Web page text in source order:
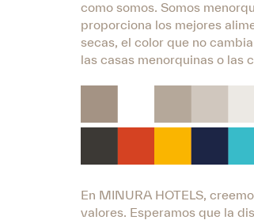
como somos. Somos
proporciona los mejores
secas, el color que no
las casas menorquinas o las
En MINURA HOTELS,
valores. Esperamos que la